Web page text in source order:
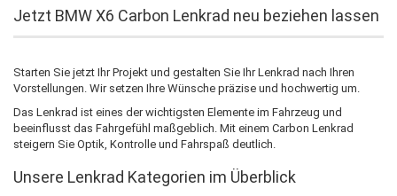
Jetzt BMW X6 Carbon Lenkrad neu beziehen lassen
Starten Sie jetzt Ihr Projekt und gestalten Sie Ihr Lenkrad nach Ihren
Vorstellungen. Wir setzen Ihre Wünsche präzise und hochwertig um.
Das Lenkrad ist eines der wichtigsten Elemente im Fahrzeug und
beeinflusst das Fahrgefühl maßgeblich. Mit einem Carbon Lenkrad
steigern Sie Optik, Kontrolle und Fahrspaß deutlich.
Unsere Lenkrad Kategorien im Überblick